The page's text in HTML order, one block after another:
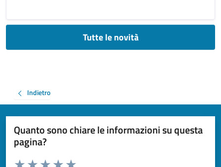
Tutte le novità
Indietro
Quanto sono chiare le informazioni su questa
pagina?
Valuta da 1 a 5 stelle la pagina